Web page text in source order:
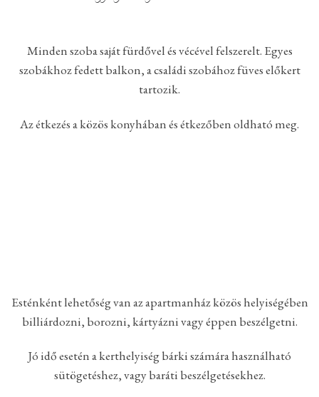
Minden szoba saját fürdővel és vécével felszerelt. Egyes
szobákhoz fedett balkon, a családi szobához füves előkert
tartozik.
Az étkezés a közös konyhában és étkezőben oldható meg.
Esténként lehetőség van az apartmanház közös helyiségében
billiárdozni, borozni, kártyázni vagy éppen beszélgetni.
Jó idő esetén a kerthelyiség bárki számára használható
sütögetéshez, vagy baráti beszélgetésekhez.